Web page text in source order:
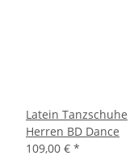
Latein Tanzschuhe
Herren BD Dance
109,00 € *